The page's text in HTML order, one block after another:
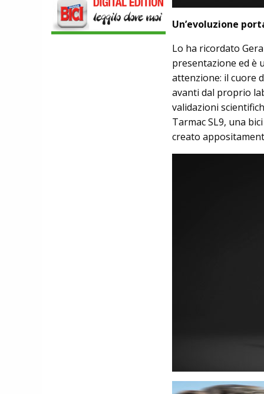
DMT. TADEJ POGACAR, LA MAGLIA
GIALLA E UNA SPECIAL EDITION DELLA
POGI'S SUPERLIGHT
COMPONENTISTICA
Un’evoluzione
Lo ha ricordato
presentazione ed è
attenzione: il cuore
avanti dal proprio
validazioni
Tarmac SL9, una
creato